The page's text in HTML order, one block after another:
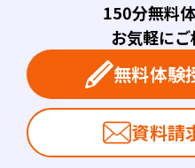
150分無料
お気軽に
無料体験
資料請